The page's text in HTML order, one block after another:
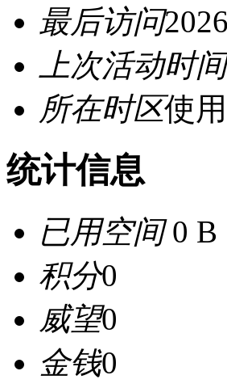
最后访问
上次活动时间
所在时区使
统计信息
已用空间0 B
积分0
威望0
金钱0